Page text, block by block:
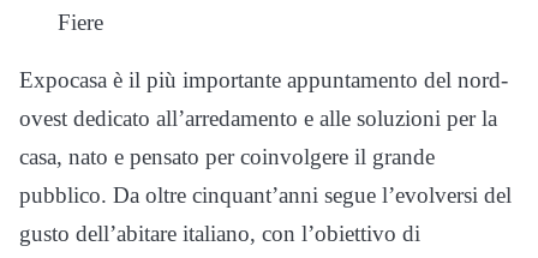
Fiere
Expocasa è il più importante appuntamento del nord-
ovest dedicato all’arredamento e alle soluzioni per la
casa, nato e pensato per coinvolgere il grande
pubblico. Da oltre cinquant’anni segue l’evolversi del
gusto dell’abitare italiano, con l’obiettivo di